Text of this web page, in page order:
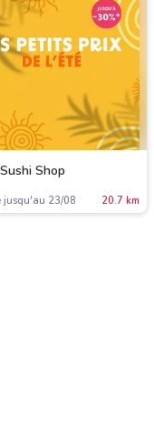
Sushi Shop
jusqu'au 23/08 20.7 km